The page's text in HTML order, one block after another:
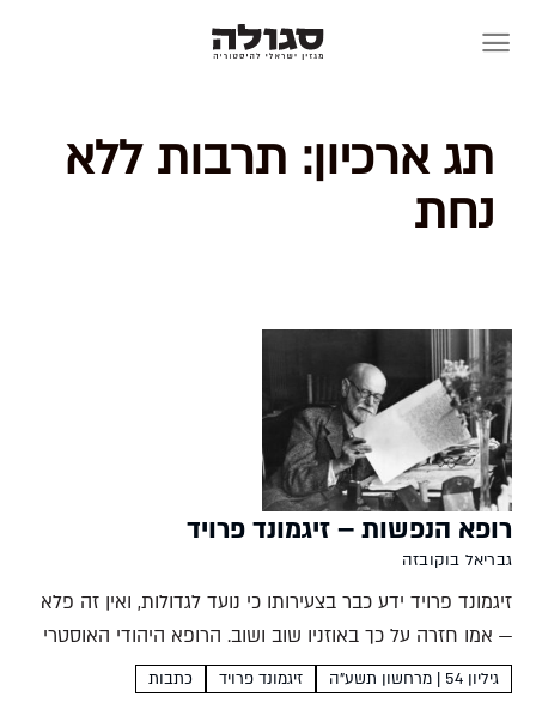
תג ארכיון: תרבות ללא
נחת
רופא הנפשות – זיגמונד פרויד
גבריאל בוקובזה
זיגמונד פרויד ידע כבר בצעירותו כי נועד לגדולות, ואין זה פלא
— אמו חזרה על כך באוזניו שוב ושוב. הרופא היהודי האוסטרי
ראה בעבודתו מדע של ממש, למרות שהעניק למושג מדע
גיליון 54 | מרחשון תשע"ה זיגמונד פרויד כתבות